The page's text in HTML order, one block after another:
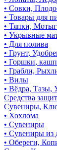
• Совки,
• Товары для
• Тяпки,
• Укрывные
• Для полива
• Грунт,
• Горшки,
• Грабли,
• Вилы
• Вёдра, Тазы,
Средства
Сувениры,
• Хохлома
• Сувениры
• Сувениры из
• Обереги,